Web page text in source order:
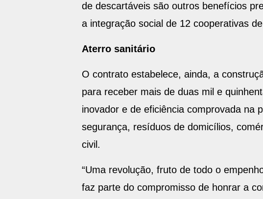
de descartáveis são outros benefícios
a integração social de 12 cooperativas
Aterro sanitário
O contrato estabelece, ainda, a
para receber mais de duas mil e
inovador e de eficiência comprovada na
segurança, resíduos de domicílios,
civil.
“Uma revolução, fruto de todo o
faz parte do compromisso de honrar a